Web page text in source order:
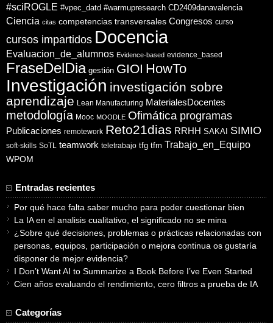
#sciROGLE #vpec_datd #warmupresearch CD2409danavalencia
Ciencia citas competencias transversales Congresos curso
cursos impartidos Docencia
Evaluacion_de_alumnos Evidence-based evidence_based
FraseDelDia gestión GIOI HowTo
Investigación investigación sobre
aprendizaje Lean Manufacturing MaterialesDocentes
metodología Mooc MOODLE Ofimática programas
Publicaciones remotework Reto21dias RRHH SAKAI SIMIO
soft-skills SoTL teamwork teletrabajo tfg tfm Trabajo_en_Equipo
WPOM
Entradas recientes
Por qué hace falta saber mucho para poder cuestionar bien
La IA en el analisis cualitativo, el significado no se mina
¿Sobre qué decisiones, problemas o prácticas relacionadas con
personas, equipos, participación o mejora continua os gustaría
disponer de mejor evidencia?
I Don’t Want AI to Summarize a Book Before I’ve Even Started
Cien años evaluando el rendimiento, cero filtros a prueba de IA
Categorías